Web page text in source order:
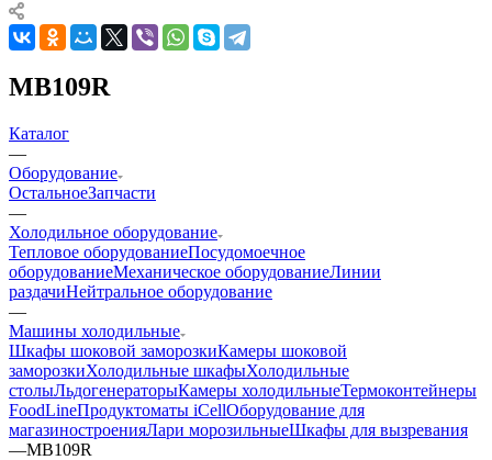
MB109R
Каталог
—
Оборудование
ОстальноеЗапчасти
—
Холодильное оборудование
Тепловое оборудованиеПосудомоечное
оборудованиеМеханическое оборудованиеЛинии
раздачиНейтральное оборудование
—
Машины холодильные
Шкафы шоковой заморозкиКамеры шоковой
заморозкиХолодильные шкафыХолодильные
столыЛьдогенераторыКамеры холодильныеТермоконтейнеры
FoodLineПродуктоматы iCellОборудование для
магазиностроенияЛари морозильныеШкафы для вызревания
—MB109R